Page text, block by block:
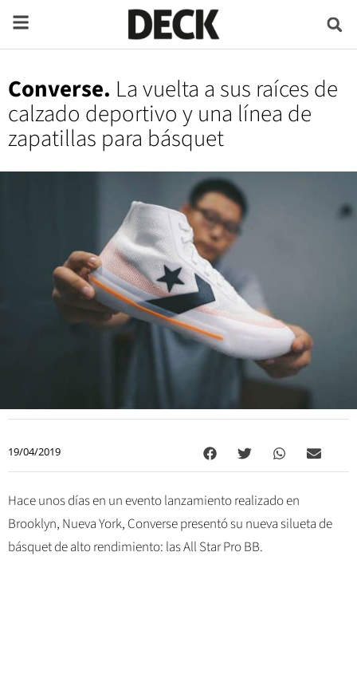
Converse. La vuelta a sus raíces de
calzado deportivo y una línea de
zapatillas para básquet
19/04/2019
Hace unos días en un evento lanzamiento realizado en
Brooklyn, Nueva York, Converse presentó su nueva silueta de
básquet de alto rendimiento: las All Star Pro BB.